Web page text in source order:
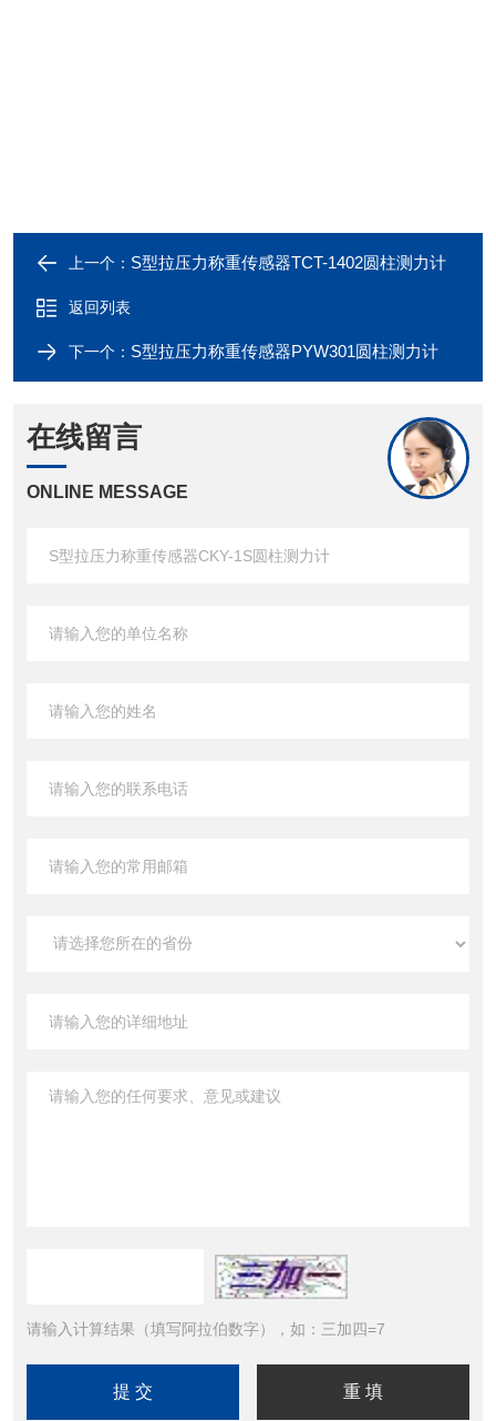
上一个： S型拉压力称重传感器TCT-1402圆柱测力计
返回列表
下一个： S型拉压力称重传感器PYW301圆柱测力计
在线留言
ONLINE MESSAGE
请输入计算结果（填写阿拉伯数字），如：三加四=7